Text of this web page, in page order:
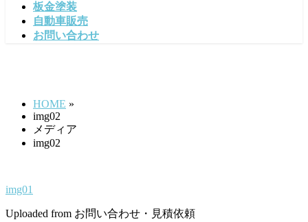
板金塗装
自動車販売
お問い合わせ
HOME »
img02
メディア
img02
img01
Uploaded from お問い合わせ・見積依頼